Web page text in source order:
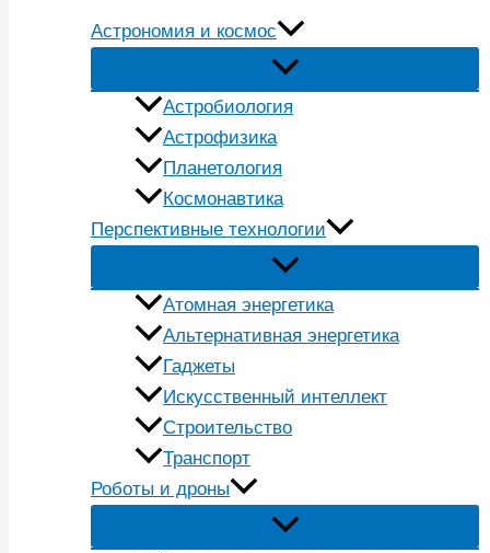
Астрономия и космос
Астробиология
Астрофизика
Планетология
Космонавтика
Перспективные технологии
Атомная энергетика
Альтернативная энергетика
Гаджеты
Искусственный интеллект
Строительство
Транспорт
Роботы и дроны